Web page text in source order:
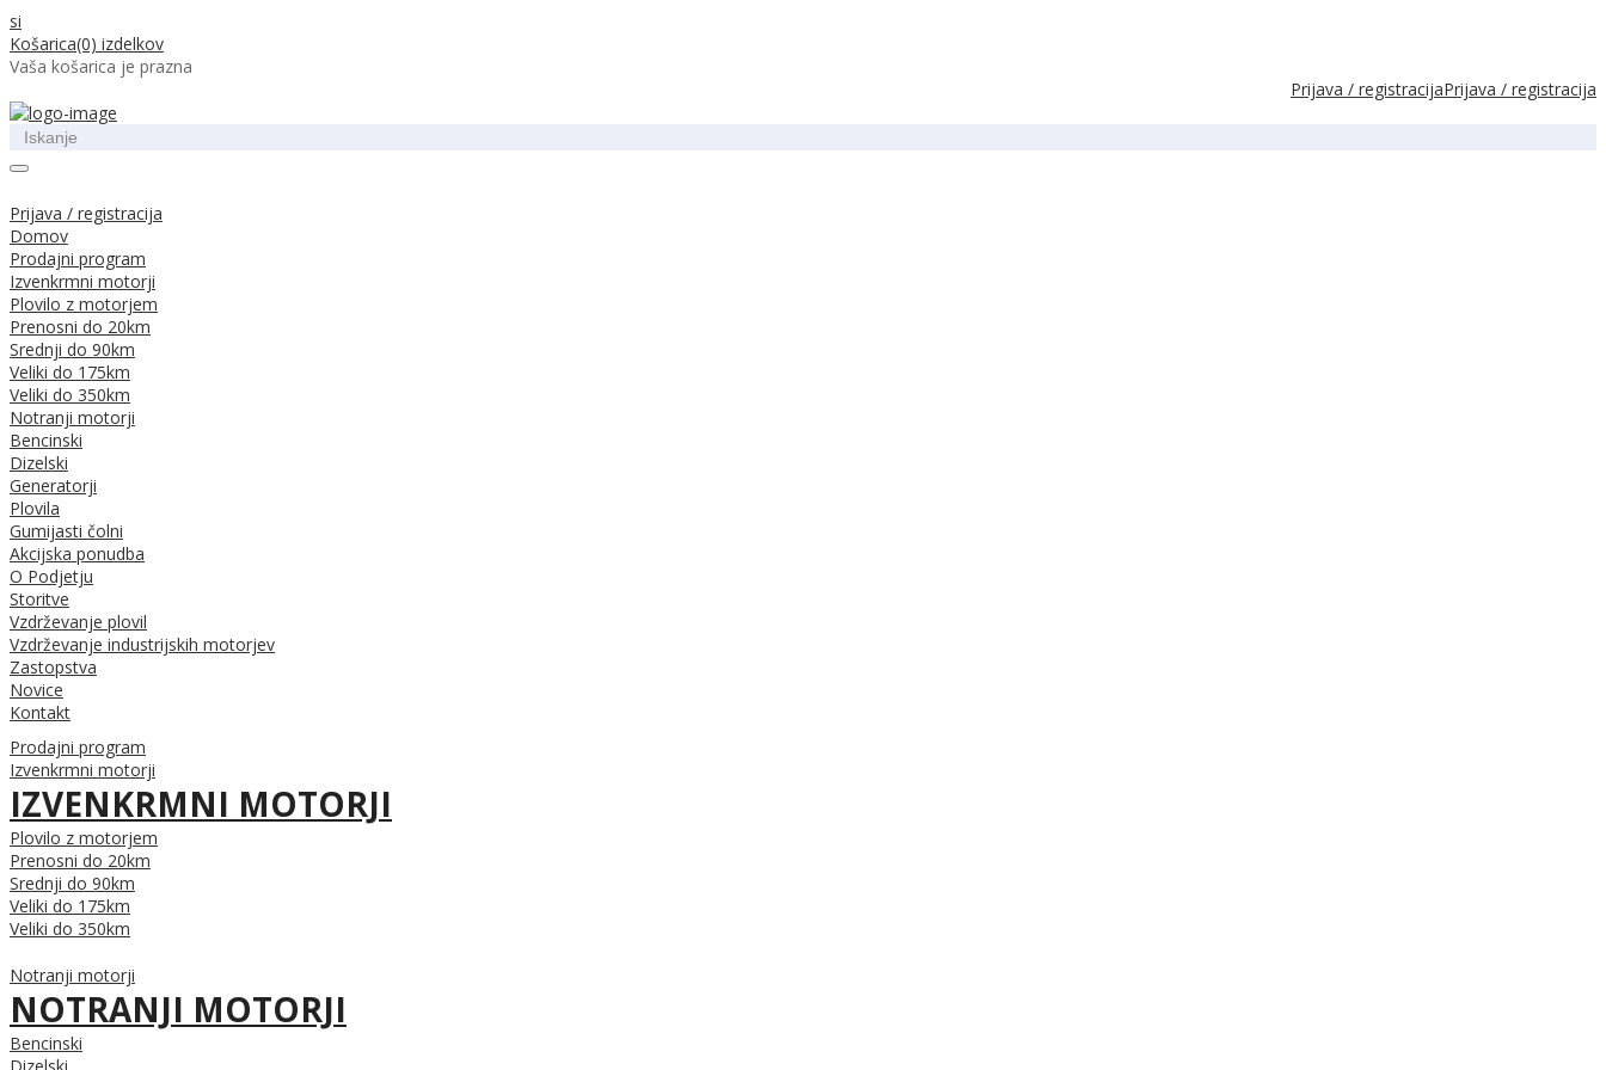
si
Košarica(0) izdelkov
Vaša košarica je prazna
Prijava / registracija
Prijava / registracija
Prijava / registracija
Domov
Prodajni program
Izvenkrmni motorji
Plovilo z motorjem
Prenosni do 20km
Srednji do 90km
Veliki do 175km
Veliki do 350km
Notranji motorji
Bencinski
Dizelski
Generatorji
Plovila
Gumijasti čolni
Akcijska ponudba
O Podjetju
Storitve
Vzdrževanje plovil
Vzdrževanje industrijskih motorjev
Zastopstva
Novice
Kontakt
Prodajni program
Izvenkrmni motorji
IZVENKRMNI MOTORJI
Plovilo z motorjem
Prenosni do 20km
Srednji do 90km
Veliki do 175km
Veliki do 350km
Notranji motorji
NOTRANJI MOTORJI
Bencinski